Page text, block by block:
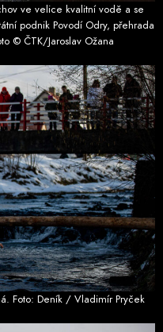
ve velice kvalitní vodě a se
podnik Povodí Odry, přehrada
© ČTK/Jaroslav Ožana
Foto: Deník / Vladimír Pryček